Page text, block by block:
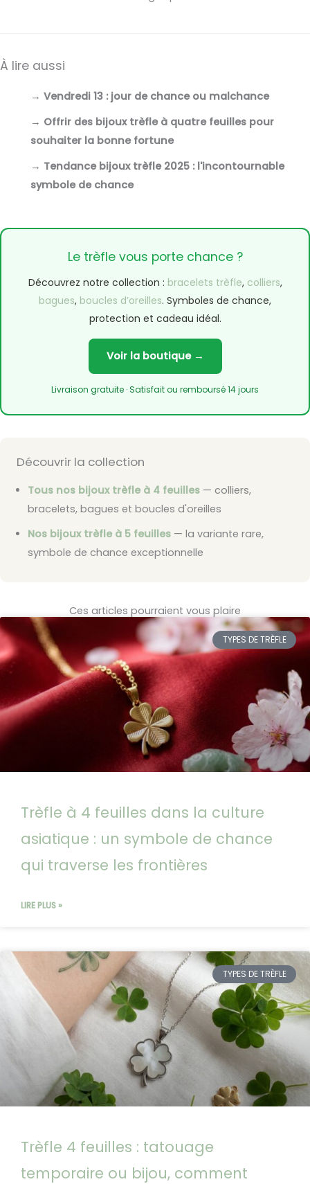
À lire aussi
→ Vendredi 13 : jour de chance ou malchance
→ Offrir des bijoux trèfle à quatre feuilles pour
souhaiter la bonne fortune
→ Tendance bijoux trèfle 2025 : l'incontournable
symbole de chance
Le trèfle vous porte chance ?
Découvrez notre collection : bracelets trèfle, colliers,
bagues, boucles d’oreilles. Symboles de chance,
protection et cadeau idéal.
Voir la boutique →
Livraison gratuite · Satisfait ou remboursé 14 jours
Découvrir la collection
Tous nos bijoux trèfle à 4 feuilles — colliers,
bracelets, bagues et boucles d'oreilles
Nos bijoux trèfle à 5 feuilles — la variante rare,
symbole de chance exceptionnelle
Ces articles pourraient vous plaire
TYPES DE TRÈFLE
Trèfle à 4 feuilles dans la culture
asiatique : un symbole de chance
qui traverse les frontières
LIRE PLUS »
TYPES DE TRÈFLE
Trèfle 4 feuilles : tatouage
temporaire ou bijou, comment